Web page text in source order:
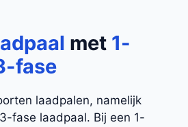
met 1-
fase
laadpalen, namelijk
fase laadpaal. Bij een 1-